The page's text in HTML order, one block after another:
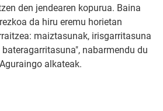
den jendearen kopurua. Baina
da hiru eremu horietan
maiztasunak, irisgarritasuna
nabarmendu du
alkateak.